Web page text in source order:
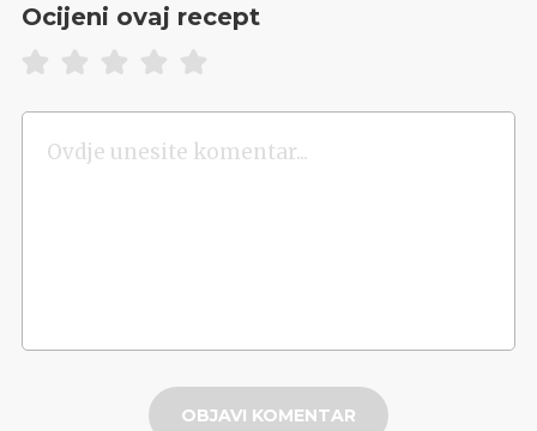
Ocijeni ovaj recept
OBJAVI KOMENTAR